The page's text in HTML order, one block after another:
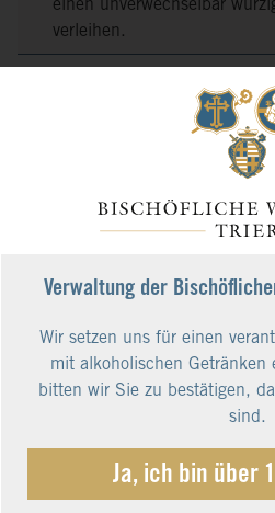
einen unverwechselbar
verleihen.
Jahrhunderte Erfahrung im
heute sehr viel Handarbeit
Gefühl für Natur, Boden,
Qualität und Stil!
Schonender Ausbau im
sowie einmalige schonende
Restsüße
7,7
Verwaltung der
Wir setzen uns für einen
mit alkoholischen Getränken
bitten wir Sie zu bestätigen,
sind.
Ja, ich bin über